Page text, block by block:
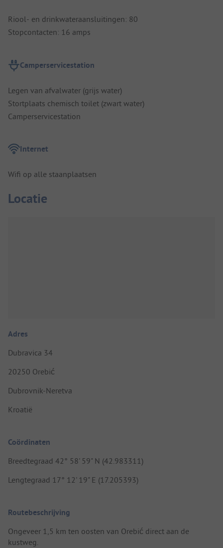
Riool- en drinkwateraansluitingen: 80
Stopcontacten: 16 amps
Camperservicestation
Legen van afvalwater (grijs water)
Stortplaats chemisch toilet (zwart water)
Camperservicestation
Internet
Wifi op alle staanplaatsen
Locatie
Adres
Dubravica 34
20250 Orebić
Dubrovnik-Neretva
Kroatië
Coördinaten
Breedtegraad 42° 58' 59" N (42.983311)
Lengtegraad 17° 12' 19" E (17.205393)
Routebeschrijving
Ongeveer 1,5 km ten oosten van Orebić direct aan de
kustweg.